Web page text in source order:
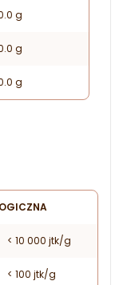
g
g
g
< 10 000 jtk/g
< 100 jtk/g